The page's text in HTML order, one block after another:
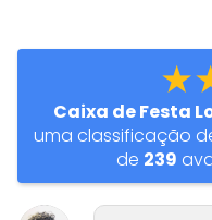
Caixa de Festa
uma classificação
de 239